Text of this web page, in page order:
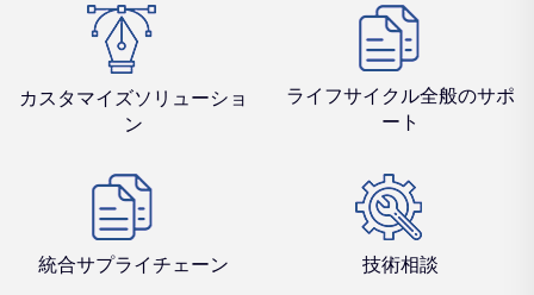
カスタマイズソリューショ
ン
ライフサイクル全般のサポ
ート
統合サプライチェーン 技術相談